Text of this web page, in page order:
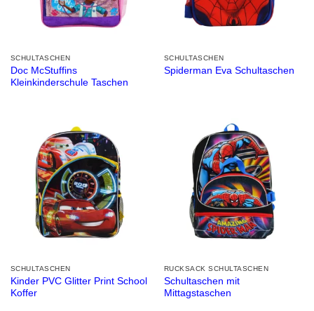
SCHULTASCHEN
Doc McStuffins
Kleinkinderschule Taschen
SCHULTASCHEN
Spiderman Eva Schultaschen
SCHULTASCHEN
Kinder PVC Glitter Print School
Koffer
RUCKSACK SCHULTASCHEN
Schultaschen mit
Mittagstaschen